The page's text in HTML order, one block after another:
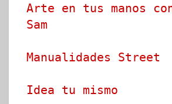
Arte en tus manos
Sam
Manualidades Street
Idea tu mismo